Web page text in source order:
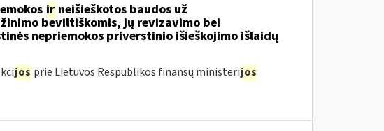
irneišieškotos baudos už
beviltiškomis, jų revizavimo bei
nepriemokos priverstinio išieškojimo išlaidų
jos prie Lietuvos Respublikos finansų ministerijos